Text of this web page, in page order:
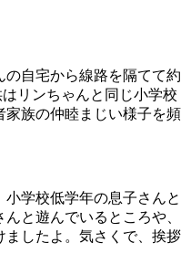
自宅から線路を隔てて約
リンちゃんと同じ小学校
家族の仲睦まじい様子を頻
小学校低学年の息子さんと
と遊んでいるところや、
したよ。気さくで、挨拶